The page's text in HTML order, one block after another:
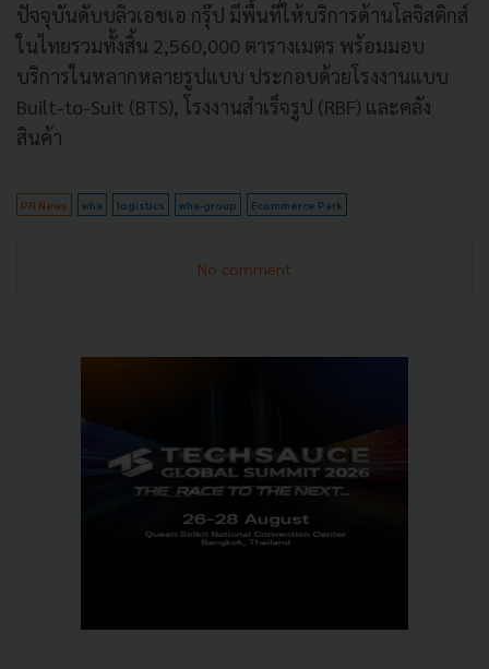
ปัจจุบันดับบลิวเอชเอ กรุ๊ป มีพื้นที่ให้บริการด้านโลจิสติกส์
ในไทยรวมทั้งสิ้น 2,560,000 ตารางเมตร พร้อมมอบ
บริการในหลากหลายรูปแบบ ประกอบด้วยโรงงานแบบ
Built-to-Suit (BTS), โรงงานสำเร็จรูป (RBF) และคลัง
สินค้า
PR News wha logistics wha-group Ecommerce Park
No comment